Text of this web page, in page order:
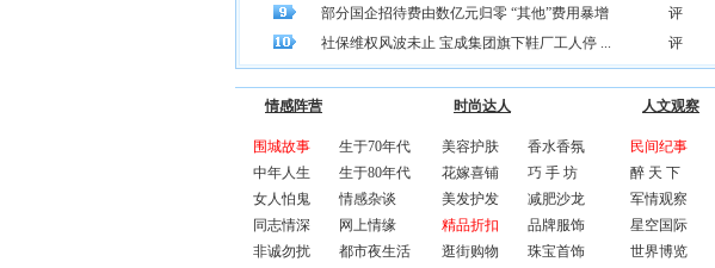
部分国企招待费由数亿元归零 “其他”费用暴增
评
社保维权风波未止 宝成集团旗下鞋厂工人停 ...
评
情感阵营
围城故事
生于70年代
中年人生
生于80年代
女人怕鬼
情感杂谈
同志情深
网上情缘
非诚勿扰
都市夜生活
时尚达人
美容护肤
香水香氛
花嫁喜铺
巧 手 坊
美发护发
减肥沙龙
精品折扣
品牌服饰
逛街购物
珠宝首饰
人文观察
民间纪事
醉 天 下
军情观察
星空国际
世界博览